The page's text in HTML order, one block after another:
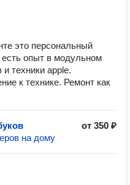
это персональный
опыт в модульном
техники apple.
к технике. Ремонт как
от 350 ₽
на дому